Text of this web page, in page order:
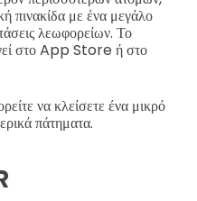
πινακίδα με ένα μεγάλο
λεωφορείων. Το
στο App Store ή στο
να κλείσετε ένα μικρό
πάτηματα.